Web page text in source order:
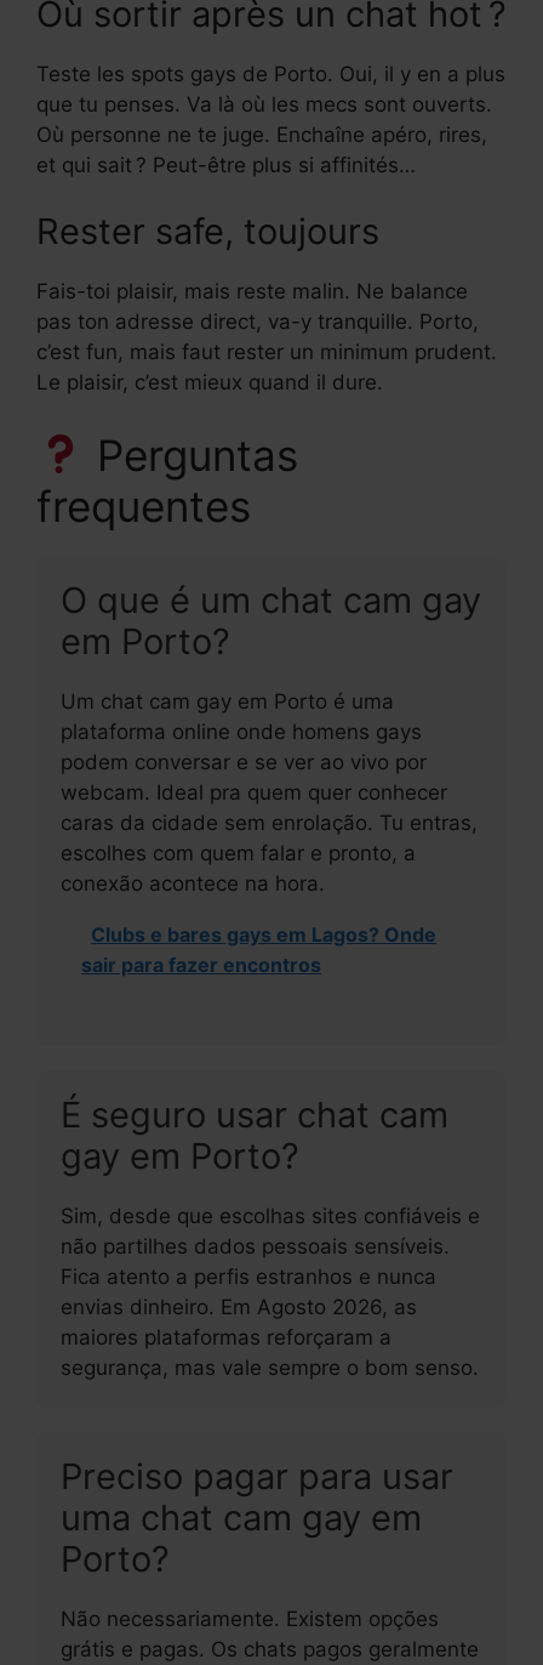
Où sortir après un chat hot ?
Teste les spots gays de Porto. Oui, il y en a plus
que tu penses. Va là où les mecs sont ouverts.
Où personne ne te juge. Enchaîne apéro, rires,
et qui sait ? Peut-être plus si affinités…
Rester safe, toujours
Fais-toi plaisir, mais reste malin. Ne balance
pas ton adresse direct, va-y tranquille. Porto,
c’est fun, mais faut rester un minimum prudent.
Le plaisir, c’est mieux quand il dure.
Perguntas
frequentes
O que é um chat cam gay
em Porto?
Um chat cam gay em Porto é uma
plataforma online onde homens gays
podem conversar e se ver ao vivo por
webcam. Ideal pra quem quer conhecer
caras da cidade sem enrolação. Tu entras,
escolhes com quem falar e pronto, a
conexão acontece na hora.
Clubs e bares gays em Lagos? Onde
sair para fazer encontros
É seguro usar chat cam
gay em Porto?
Sim, desde que escolhas sites confiáveis e
não partilhes dados pessoais sensíveis.
Fica atento a perfis estranhos e nunca
envias dinheiro. Em Agosto 2026, as
maiores plataformas reforçaram a
segurança, mas vale sempre o bom senso.
Preciso pagar para usar
uma chat cam gay em
Porto?
Não necessariamente. Existem opções
grátis e pagas. Os chats pagos geralmente